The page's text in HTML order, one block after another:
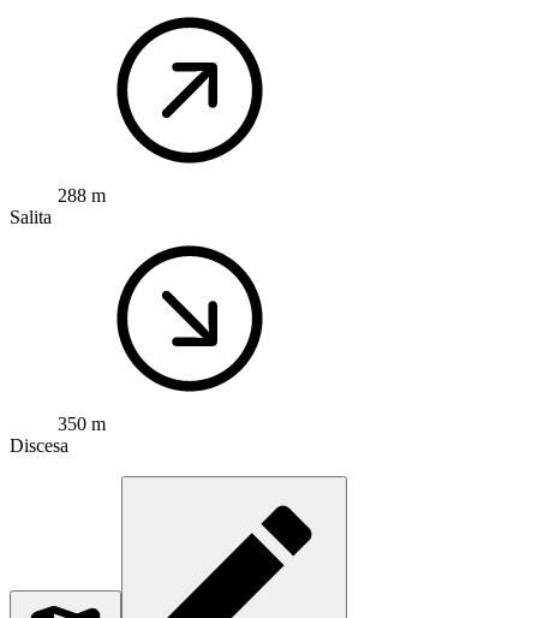
288 m
Salita
350 m
Discesa